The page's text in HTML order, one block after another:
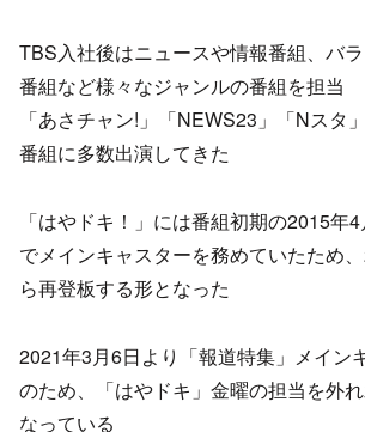
TBS入社後はニュースや情報番組、バ
番組など様々なジャンルの番組を担当
「あさチャン!」「NEWS23」「Nスタ
番組に多数出演してきた
「はやドキ！」には番組初期の2015年
でメインキャスターを務めていたため
ら再登板する形となった
2021年3月6日より「報道特集」メイン
のため、「はやドキ」金曜の担当を外
なっている